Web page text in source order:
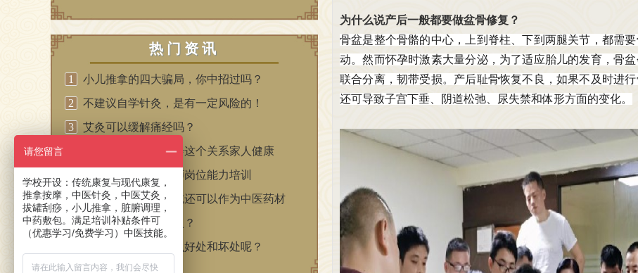
热门资讯
1
小儿推拿的四大骗局，你中招过吗？
2
不建议自学针灸，是有一定风险的！
3
艾灸可以缓解痛经吗？
看舌头学健康，学会这个关系家人健康
我市启动医养康复师岗位能力培训
6 山药果实不仅可以吃还可以作为中医药材
7 为什么要做骨盆修复？
车前子泡水喝有什么好处和坏处呢？
为什么说产后一般都要做盆骨修复 ？
骨盆是整个骨骼的中心，上到脊柱、下到两腿关节，都需
动。然而怀孕时激素大量分泌，为了适应胎儿的发育，骨
联合分离，韧带受损。产后耻骨恢复不良，如果不及时进
还可导致子宫下垂 、阴道松弛、尿失禁和体形方面的变化。
请您留言
学校开设：传统康复与现代康复，
推拿按摩，中医针灸，中医艾灸，
拔罐刮痧，小儿推拿，脏腑调理，
中药敷包。满足培训补贴条件可
（优惠学习/免费学习）中医技能。